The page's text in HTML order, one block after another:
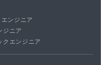
ンジニア
ジニア
クエンジニア